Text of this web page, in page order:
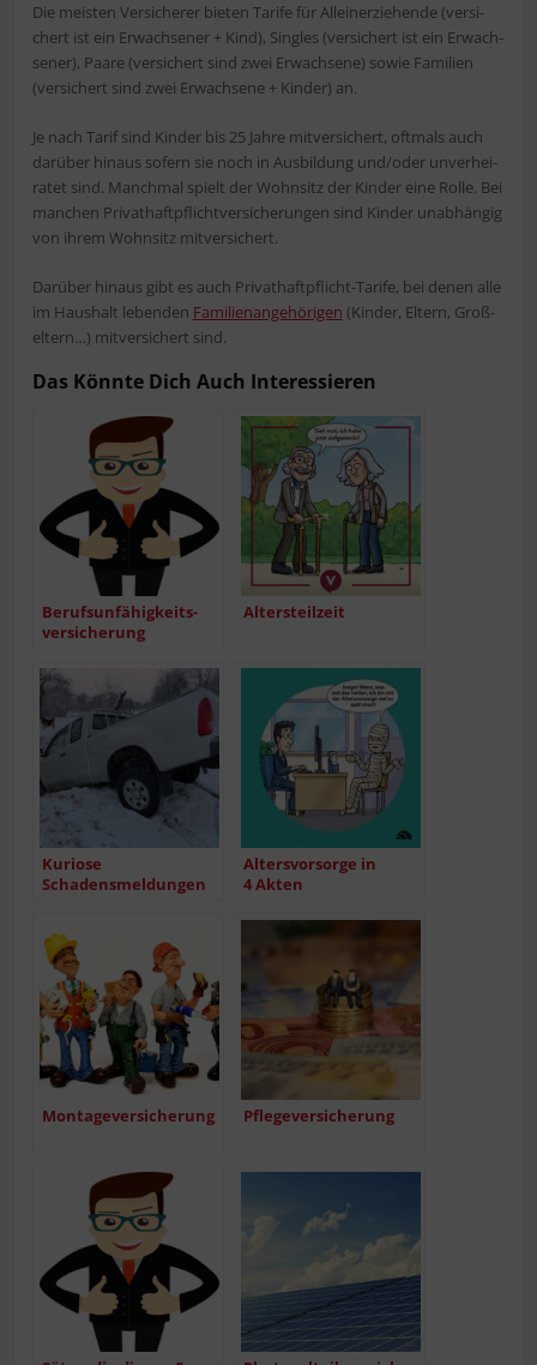
Die meis­ten Ver­si­che­rer bie­ten Tari­fe für Allein­er­zie­hen­de (ver­si­
chert ist ein Erwach­se­ner + Kind), Sin­gles (ver­si­chert ist ein Erwach­
se­ner), Paa­re (ver­si­chert sind zwei Erwach­se­ne) sowie Fami­li­en
(ver­si­chert sind zwei Erwach­se­ne + Kin­der) an.
Je nach Tarif sind Kin­der bis 25 Jah­re mit­ver­si­chert, oft­mals auch
dar­über hin­aus sofern sie noch in Aus­bil­dung und/oder unver­hei­
ra­tet sind. Manch­mal spielt der Wohn­sitz der Kin­der eine Rol­le. Bei
man­chen Pri­vat­haft­pflicht­ver­si­che­run­gen sind Kin­der unab­hän­gig
von ihrem Wohn­sitz mitversichert.
Dar­über hin­aus gibt es auch Pri­vat­haft­pflicht-Tari­fe, bei denen alle
im Haus­halt leben­den Fami­li­en­an­ge­hö­ri­gen (Kin­der, Eltern, Groß­
el­tern…) mit­ver­si­chert sind.
Das Könn­te Dich Auch Interessieren
Berufs­un­fä­hig­keits­
ver­si­che­rung
Alters­teil­zeit
Kurio­se
Schadensmeldungen
Alters­vor­sor­ge in
4 Akten
Mon­ta­ge­ver­si­che­rung Pfle­ge­ver­si­che­rung